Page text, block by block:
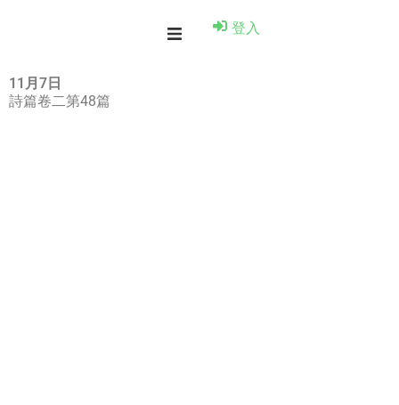
登入
11月7日
詩篇卷二第48篇